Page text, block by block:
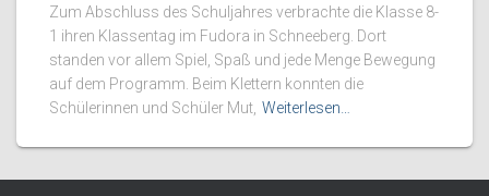
Zum Abschluss des Schuljahres verbrachte die Klasse 8-
1 ihren Klassentag im Fudora in Schneeberg. Dort
standen vor allem Spiel, Spaß und jede Menge Bewegung
auf dem Programm. Beim Klettern konnten die
Schülerinnen und Schüler Mut, Weiterlesen…